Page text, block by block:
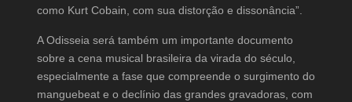
como Kurt Cobain, com sua distorção e dissonância”.
A Odisseia será também um importante documento
sobre a cena musical brasileira da virada do século,
especialmente a fase que compreende o surgimento do
manguebeat e o declínio das grandes gravadoras, com